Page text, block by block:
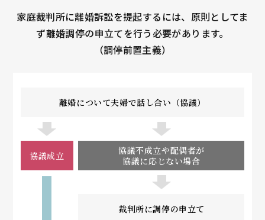
家庭裁判所に離婚訴訟を提起するには、原則としてま
ず離婚調停の申立てを行う必要があります。
（調停前置主義）
離婚について夫婦で話し合い（協議）
協議成立
協議不成立や配偶者が
協議に応じない場合
裁判所に調停の申立て